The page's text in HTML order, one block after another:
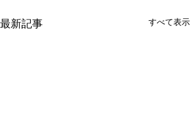
最新記事 すべて表示